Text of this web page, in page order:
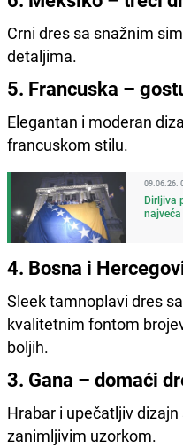
Crni dres sa snažnim
detaljima.
5. Francuska –
Elegantan i moderan
francuskom stilu.
09.06.26.
Dirljiva
4. Bosna i
Sleek tamnoplavi dres
kvalitetnim fontom
boljih.
3. Gana – domaći
Hrabar i upečatljiv
zanimljivim uzorkom.